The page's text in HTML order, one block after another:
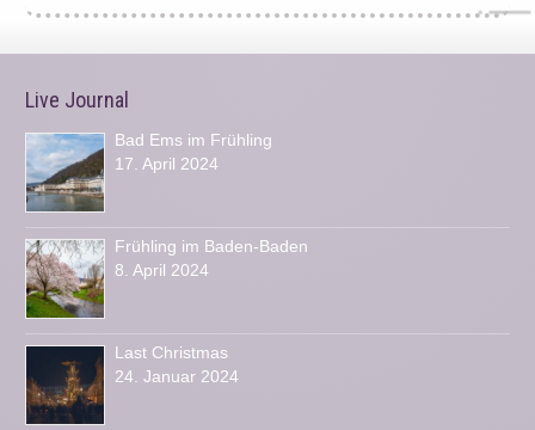
Live Journal
Bad Ems im Frühling
17. April 2024
Frühling im Baden-Baden
8. April 2024
Last Christmas
24. Januar 2024